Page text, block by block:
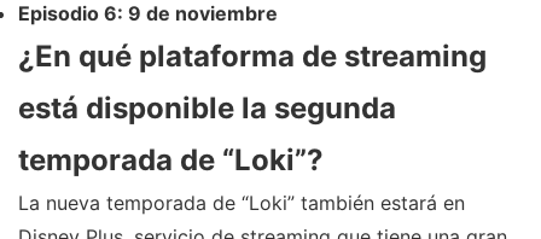
Episodio 6: 9 de noviembre
¿En qué plataforma de streaming
está disponible la segunda
temporada de “Loki”?
La nueva temporada de “Loki” también estará en